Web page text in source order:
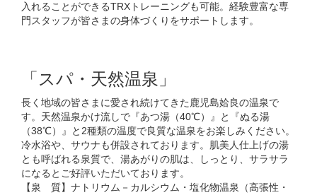
入れることができるTRXトレーニングも可能。経験豊富な専
門スタッフが皆さまの身体づくりをサポートします。
「スパ・天然温泉」
長く地域の皆さまに愛され続けてきた鹿児島姶良の温泉で
す。天然温泉かけ流しで『あつ湯（40℃）』と『ぬる湯
（38℃）』と2種類の温度で良質な温泉をお楽しみください。
冷水浴や、サウナも併設されております。肌美人仕上げの湯
とも呼ばれる泉質で、湯あがりの肌は、しっとり、サラサラ
になるとご好評いただいております。
【泉 質】ナトリウム－カルシウム・塩化物温泉（高張性・